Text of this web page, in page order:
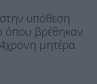
υπόθεση
όπου βρέθηκαν
μητέρα